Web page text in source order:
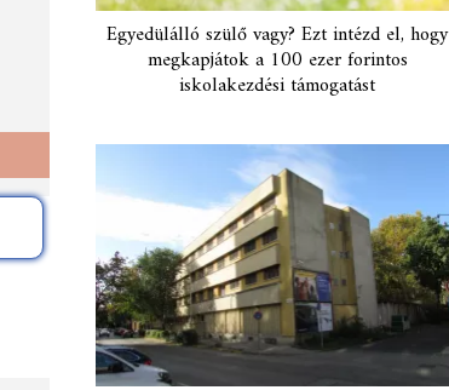
Egyedülálló szülő vagy? Ezt intézd el, hogy
megkapjátok a 100 ezer forintos
iskolakezdési támogatást